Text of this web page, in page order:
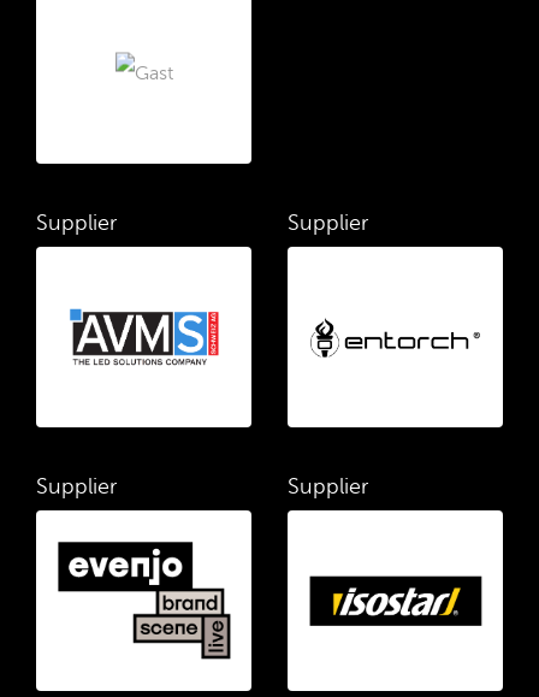
Supplier Supplier
Supplier Supplier